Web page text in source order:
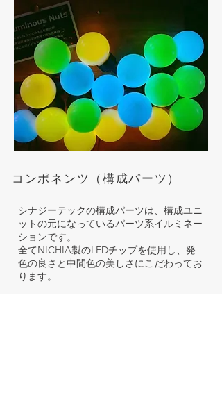
​コンポネンツ（構成パーツ）
シナジーテックの構成パーツは、構成ユニ
ットの元になっているパーツ系イルミネー
ションです。
​全てNICHIA製のLEDチップを使用し、発
色の良さと中間色の美しさにこだわってお
ります。